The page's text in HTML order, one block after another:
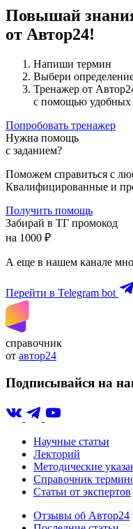
Повышай
от Автор24!
Напиши термин
Выбери
Тренажер от
с помощью удобных
Попробовать тренажер
Нужна помощь
с заданием?
Поможем справиться с
Квалифицированные и
Получить помощь
Забирай в ТГ промокод
на 1000 ₽
А еще в нашем канале
Перейти в Telegram bot
справочник
от автор24
Подписывайся на
Научные статьи
Лекторий
Методические
Справочник
Статьи от экспертов
Отзывы об Автор24